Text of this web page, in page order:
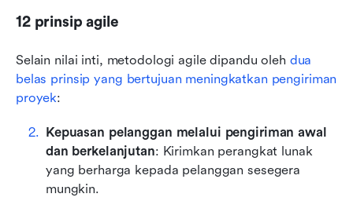
12 prinsip agile
Selain nilai inti, metodologi agile dipandu oleh dua
belas prinsip yang bertujuan meningkatkan pengiriman
proyek:
Kepuasan pelanggan melalui pengiriman awal
dan berkelanjutan: Kirimkan perangkat lunak
yang berharga kepada pelanggan sesegera
mungkin.